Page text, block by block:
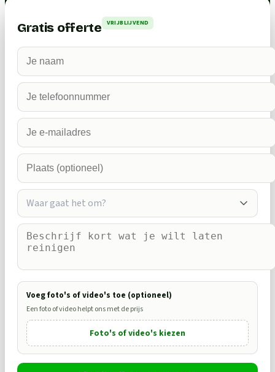
Gratis offerte VRIJBLIJVEND
Waar gaat het om?
Voeg foto's of video's toe (optioneel)
Een foto of video helpt ons met de prijs
Foto's of video's kiezen